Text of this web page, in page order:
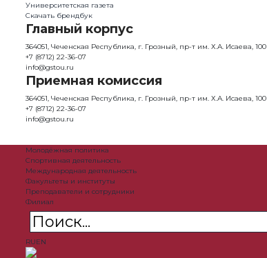
Университетская газета
Скачать брендбук
Главный корпус
364051, Чеченская Республика, г. Грозный, пр-т им. Х.А. Исаева, 100
+7 (8712) 22-36-07
info@gstou.ru
Приемная комиссия
364051, Чеченская Республика, г. Грозный, пр-т им. Х.А. Исаева, 100
+7 (8712) 22-36-07
info@gstou.ru
Молодёжная политика
Спортивная деятельность
Международная деятельность
Факультеты и институты
Преподаватели и сотрудники
Филиал
RUEN